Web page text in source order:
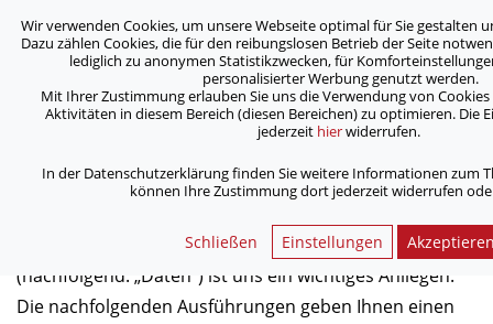
ASB Bonn/Rhein-Sieg/Eifel e.V.
bewegt Menschen
Home / Datenschutz
Impressum
Der Schutz Ihrer personenbezogenen Daten
(nachfolgend: „Daten“) ist uns ein wichtiges Anliegen.
Die nachfolgenden Ausführungen geben Ihnen einen
Wir verwenden Cookies, um unsere Webseite optimal für Sie gestalten
Dazu zählen Cookies, die für den reibungslosen Betrieb der Seite
lediglich zu anonymen Statistikzwecken, für
personalisierter Werbung genutzt werden.
Mit Ihrer Zustimmung erlauben Sie uns die Verwendung von
Aktivitäten in diesem Bereich (diesen Bereichen) zu optimieren. Die
jederzeit hierwiderrufen.
In der Datenschutzerklärung finden Sie weitere Informationen zum
können Ihre Zustimmung dort jederzeit widerrufen
Schließen Einstellungen